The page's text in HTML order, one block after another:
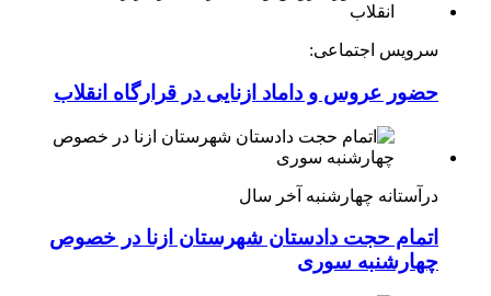
سرویس اجتماعی:
حضور عروس و داماد ازنایی در قرارگاه انقلاب
درآستانه چهارشنبه آخر سال
اتمام حجت دادستان شهرستان ازنا در خصوص
چهارشنبه ‌سوری